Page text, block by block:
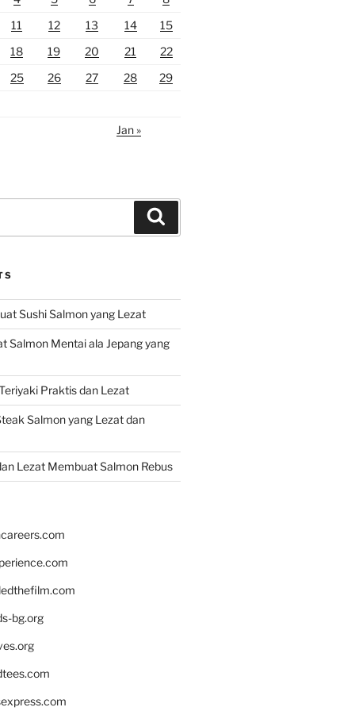
11
12 13 14
15
18
19 20 21
22
25
26 27 28 29
Jan »
Sushi Salmon yang Lezat
Salmon Mentai ala Jepang yang
Praktis dan Lezat
Salmon yang Lezat dan
Lezat Membuat Salmon Rebus
bg.org